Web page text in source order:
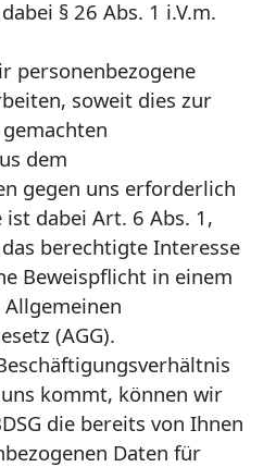
§ 26 Abs. 1 i.V.m.
personenbezogene
soweit dies zur
dem
gegen uns erforderlich
dabei Art. 6 Abs. 1,
das berechtigte Interesse
Beweispflicht in einem
(AGG).
kommt, können wir
die bereits von Ihnen
Daten für